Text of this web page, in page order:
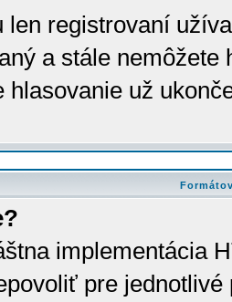
len registrovaní
a stále
hlasovanie už
implementácia
pre